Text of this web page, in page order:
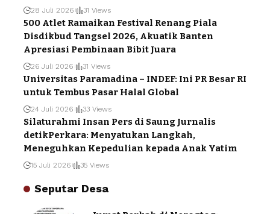
28 Juli 2026 31 Views
500 Atlet Ramaikan Festival Renang Piala
Disdikbud Tangsel 2026, Akuatik Banten
Apresiasi Pembinaan Bibit Juara
26 Juli 2026 31 Views
Universitas Paramadina – INDEF: Ini PR Besar RI
untuk Tembus Pasar Halal Global
24 Juli 2026 33 Views
Silaturahmi Insan Pers di Saung Jurnalis
detikPerkara: Menyatukan Langkah,
Meneguhkan Kepedulian kepada Anak Yatim
15 Juli 2026 35 Views
Seputar Desa